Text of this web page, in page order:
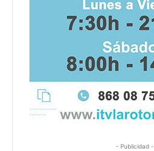
- Publicidad -